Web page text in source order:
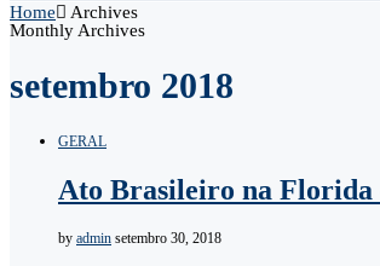
Home
Archives
Monthly Archives
setembro 2018
GERAL
Ato Brasileiro na Florida
by admin setembro 30, 2018